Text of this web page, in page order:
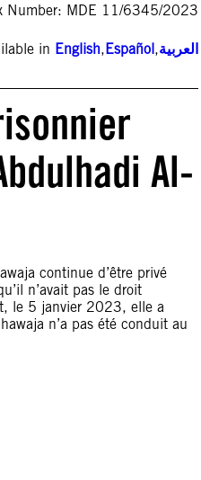
Number: MDE 11/6345/2023
in English,Español,العربية
Al-
continue d’être privé
n’avait pas le droit
le 5 janvier 2023, elle a
n’a pas été conduit au